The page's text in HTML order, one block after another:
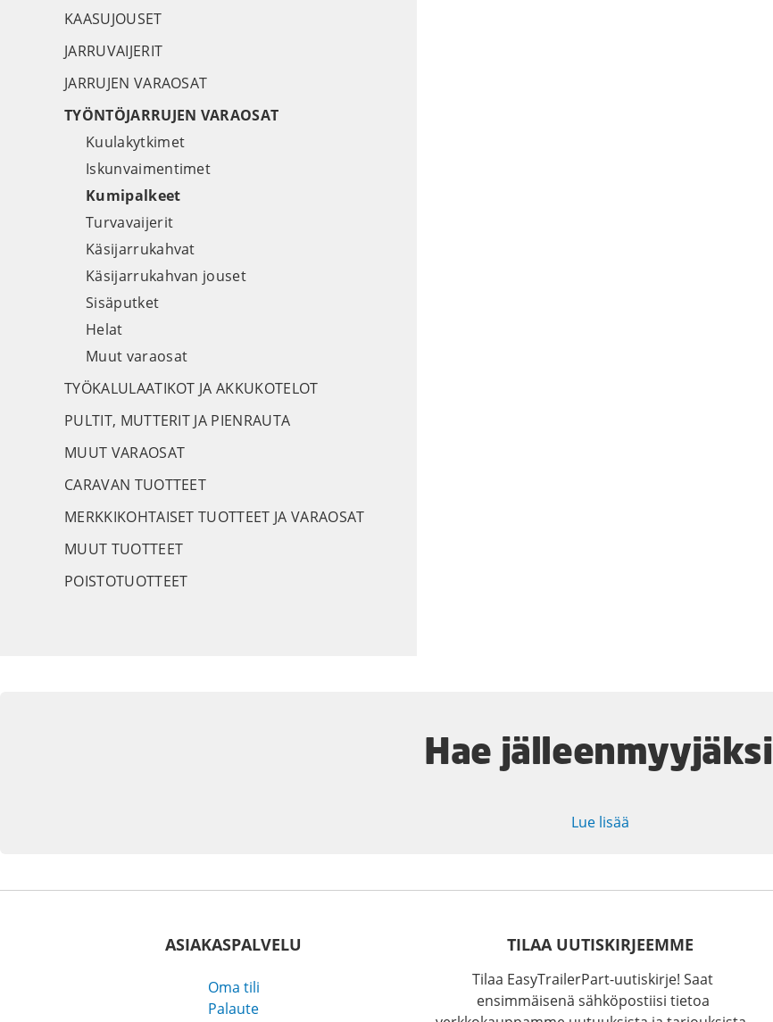
KAASUJOUSET
JARRUVAIJERIT
JARRUJEN VARAOSAT
TYÖNTÖJARRUJEN VARAOSAT
Kuulakytkimet
Iskunvaimentimet
Kumipalkeet
Turvavaijerit
Käsijarrukahvat
Käsijarrukahvan jouset
Sisäputket
Helat
Muut varaosat
TYÖKALULAATIKOT JA AKKUKOTELOT
PULTIT, MUTTERIT JA PIENRAUTA
MUUT VARAOSAT
CARAVAN TUOTTEET
MERKKIKOHTAISET TUOTTEET JA VARAOSAT
MUUT TUOTTEET
POISTOTUOTTEET
Hae jälleenmyyjäksi
Lue lisää
ASIAKASPALVELU
Oma tili
Palaute
TILAA UUTISKIRJEEMME
Tilaa EasyTrailerPart-uutiskirje! Saat
ensimmäisenä sähköpostiisi tietoa